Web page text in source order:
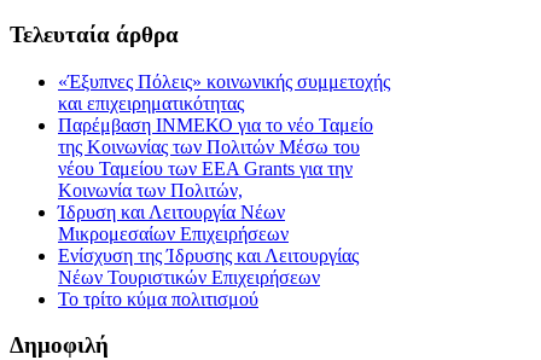
Τελευταία άρθρα
«Έξυπνες Πόλεις» κοινωνικής συμμετοχής
και επιχειρηματικότητας
Παρέμβαση ΙΝΜΕΚΟ για το νέο Ταμείο
της Κοινωνίας των Πολιτών Μέσω του
νέου Ταμείου των ΕΕΑ Grants για την
Κοινωνία των Πολιτών,
Ίδρυση και Λειτουργία Νέων
Μικρομεσαίων Επιχειρήσεων
Ενίσχυση της Ίδρυσης και Λειτουργίας
Νέων Τουριστικών Επιχειρήσεων
Το τρίτο κύμα πολιτισμού
Δημοφιλή